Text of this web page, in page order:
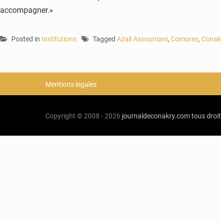
accompagner.»
Posted in Institutions Tagged Azali Assoumani, Comores,
Mentions legales
Copyright © 2008 - 2026 journaldeconakry.comtous